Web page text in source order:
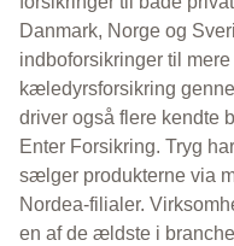
Danmark, Norge og
indboforsikringer til
kæledyrsforsikring
driver også flere kendte
Enter Forsikring. Tryg
sælger produkterne via
Nordea-filialer.
en af de ældste i